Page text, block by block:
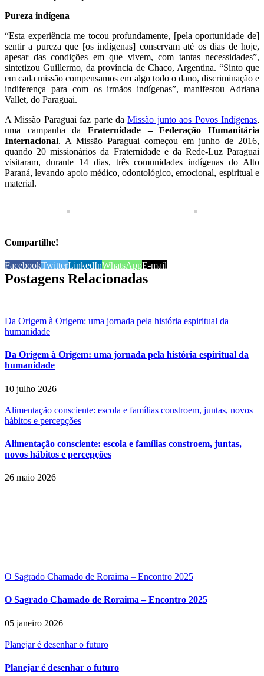
Pureza indígena
“Esta experiência me tocou profundamente, [pela oportunidade de]
sentir a pureza que [os indígenas] conservam até os dias de hoje,
apesar das condições em que vivem, com tantas necessidades”,
sintetizou Guillermo, da província de Chaco, Argentina. “Sinto que
em cada missão compensamos em algo todo o dano, discriminação e
indiferença para com os irmãos indígenas”, manifestou Adriana
Vallet, do Paraguai.
A Missão Paraguai faz parte daMissão junto aos Povos Indígenas,
uma campanha da Fraternidade – Federação Humanitária
Internacional. A Missão Paraguai começou em junho de 2016,
quando 20 missionários da Fraternidade e da Rede-Luz Paraguai
visitaram, durante 14 dias, três comunidades indígenas do Alto
Paraná, levando apoio médico, odontológico, emocional, espiritual e
material.
Compartilhe!
FacebookTwitterLinkedInWhatsAppE-mail
Postagens Relacionadas
Da Origem à Origem: uma jornada pela história espiritual da
humanidade
Da Origem à Origem: uma jornada pela história espiritual da
humanidade
10 julho 2026
Alimentação consciente: escola e famílias constroem, juntas, novos
hábitos e percepções
Alimentação consciente: escola e famílias constroem, juntas,
novos hábitos e percepções
26 maio 2026
O Sagrado Chamado de Roraima – Encontro 2025
O Sagrado Chamado de Roraima – Encontro 2025
05 janeiro 2026
Planejar é desenhar o futuro
Planejar é desenhar o futuro